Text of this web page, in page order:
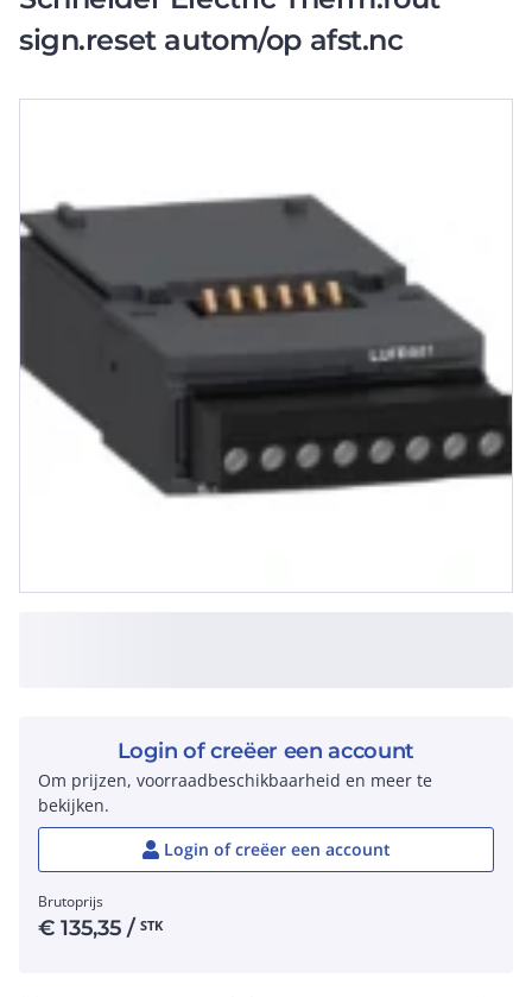
sign.reset autom/op afst.nc
Login of creëer een account
Om prijzen, voorraadbeschikbaarheid en meer te
bekijken.
Login of creëer een account
Brutoprijs
€135,35 / STK